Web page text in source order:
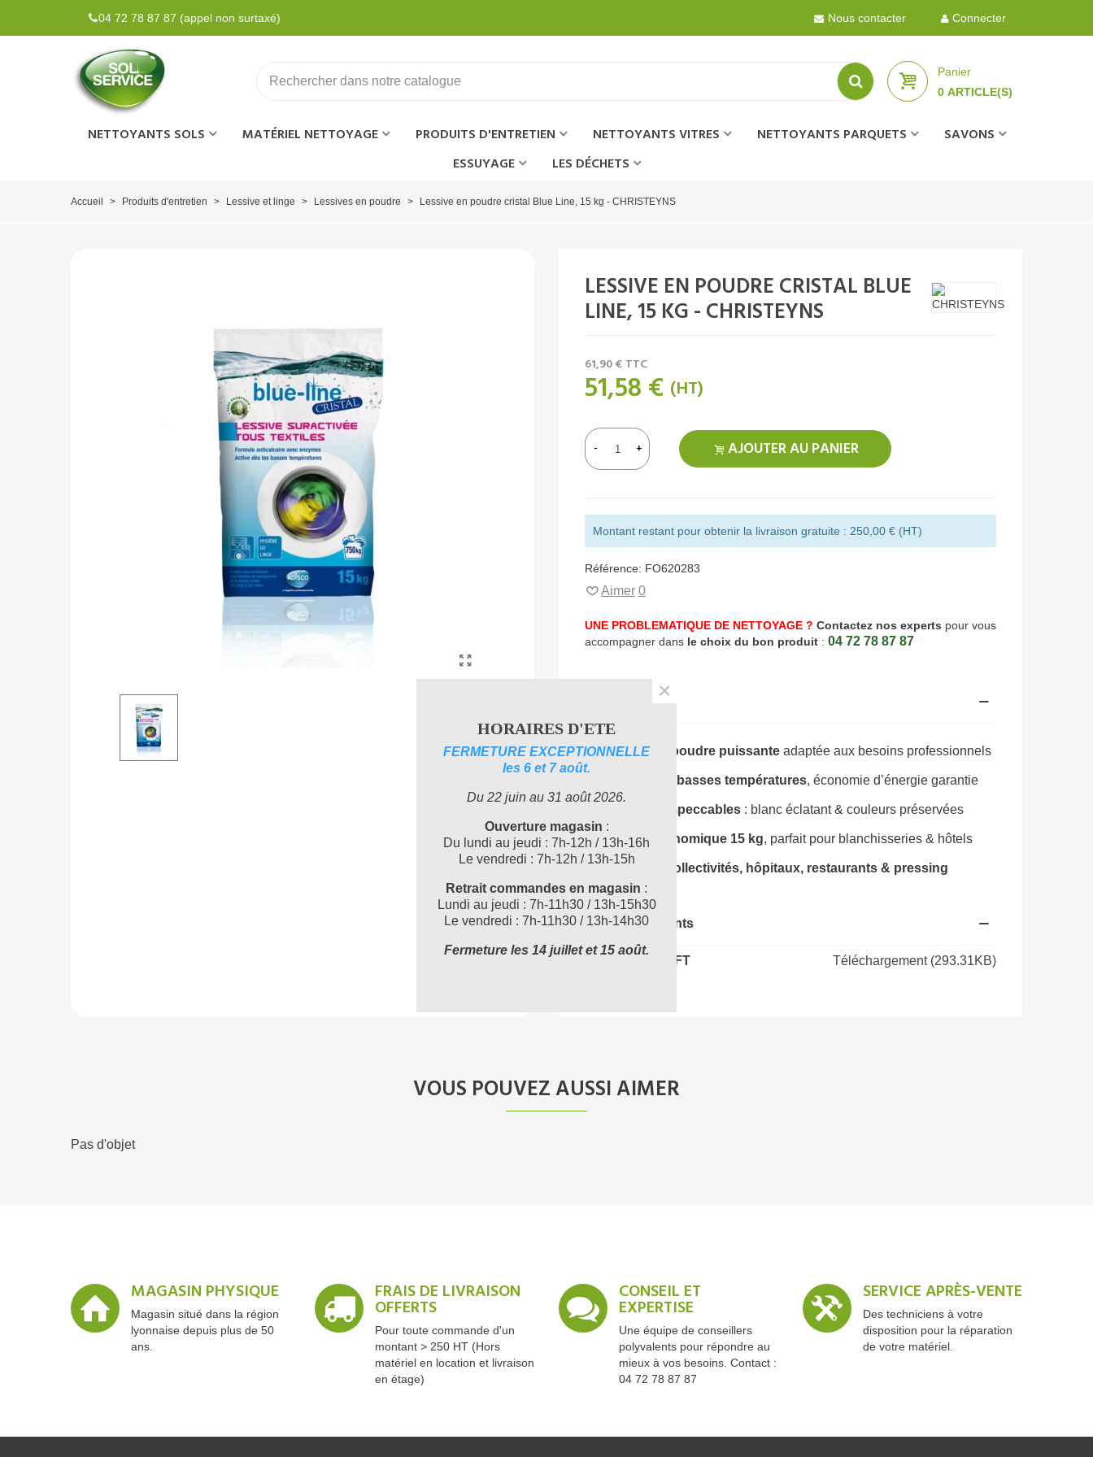
04 72 78 87 87 (appel non surtaxé) Nous contacter Connecter
Panier
0 ARTICLE(S)
NETTOYANTS SOLS MATÉRIEL NETTOYAGE PRODUITS D'ENTRETIEN NETTOYANTS VITRES NETTOYANTS PARQUETS
SAVONS
ESSUYAGE
LES DÉCHETS
Accueil > Produits d'entretien > Lessive et linge > Lessives en poudre > Lessive en poudre cristal Blue Line, 15 kg - CHRISTEYNS
LESSIVE EN POUDRE CRISTAL BLUE
LINE, 15 KG - CHRISTEYNS
61,90 € TTC
51,58 € (HT)
- + AJOUTER AU PANIER
Montant restant pour obtenir la livraison gratuite : 250,00 € (HT)
Référence: FO620283
Aimer 0
UNE PROBLEMATIQUE DE NETTOYAGE ? Contactez nos experts pour vous
accompagner dans le choix du bon produit : 04 72 78 87 87
🧺Lessive en poudre puissante adaptée aux besoins professionnels
Efficace dès basses températures, économie d’énergie garantie
Résultats impeccables : blanc éclatant & couleurs préservées
📦 Format économique 15 kg, parfait pour blanchisseries & hôtels
🏥Idéal pour collectivités, hôpitaux, restaurants & pressing
Documents joints
FO620283_FT Téléchargement (293.31KB)
VOUS POUVEZ AUSSI AIMER
Pas d'objet
MAGASIN PHYSIQUE
Magasin situé dans la région
lyonnaise depuis plus de 50
ans.
FRAIS DE LIVRAISON
OFFERTS
Pour toute commande d'un
montant > 250 HT (Hors
matériel en location et livraison
en étage)
CONSEIL ET
EXPERTISE
Une équipe de conseillers
polyvalents pour répondre au
mieux à vos besoins. Contact :
04 72 78 87 87
SERVICE APRÈS-VENTE
Des techniciens à votre
disposition pour la réparation
de votre matériel.
HORAIRES D'ETE
FERMETURE EXCEPTIONNELLE
les 6 et 7 août.
Du 22 juin au 31 août 2026.
Ouverture magasin :
Du lundi au jeudi : 7h-12h / 13h-16h
Le vendredi : 7h-12h / 13h-15h
Retrait commandes en magasin :
Lundi au jeudi : 7h-11h30 / 13h-15h30
Le vendredi : 7h-11h30 / 13h-14h30
Fermeture les 14 juillet et 15 août.
×